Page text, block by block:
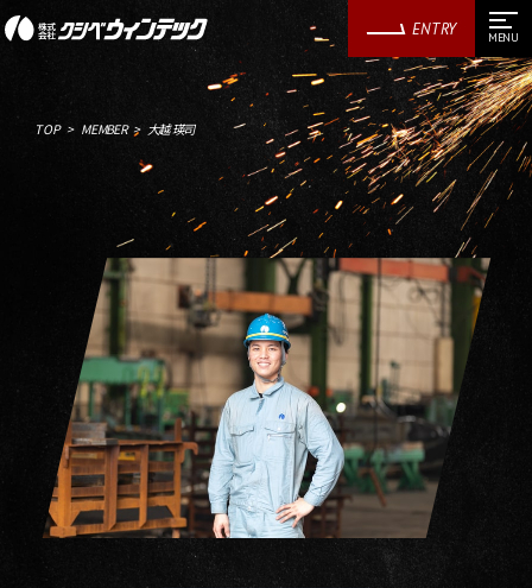
ENTRY
TOP MEMBER 大越 瑛司